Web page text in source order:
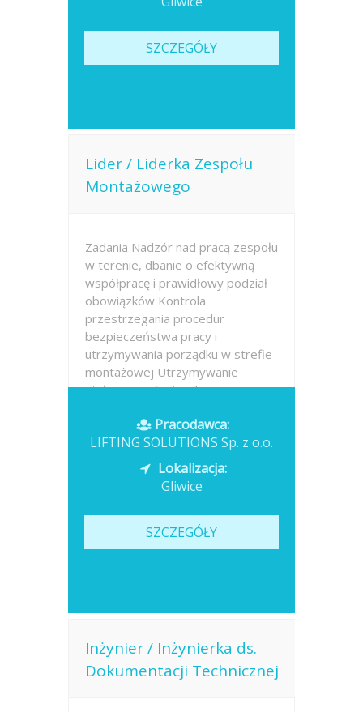
SZCZEGÓŁY
Lider / Liderka Zespołu
Montażowego
Zadania Nadzór nad pracą zespołu
w terenie, dbanie o efektywną
współpracę i prawidłowy podział
obowiązków Kontrola
przestrzegania procedur
bezpieczeństwa pracy i
utrzymywania porządku w strefie
montażowej Utrzymywanie
stałego, profesjonalnego
Opublikowano: dzisiaj
Pracodawca:
LIFTING SOLUTIONS Sp. z o.o.
Lokalizacja:
Gliwice
SZCZEGÓŁY
Inżynier / Inżynierka ds.
Dokumentacji Technicznej